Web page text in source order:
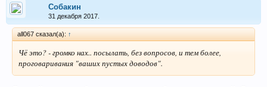
Собакин
31 декабря 2017.
all067 сказал(а): ↑
Чё это? - громко нах.. посылать, без вопросов, и тем более,
проговаривания "ваших пустых доводов".